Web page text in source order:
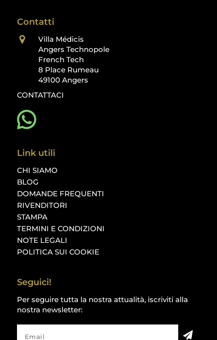
Contatti
Villa Médicis
Angers Technopole
French Tech
8 Place Rumeau
49100 Angers
CONTATTACI
Link utili
CHI SIAMO
BLOG
DOMANDE FREQUENTI
RIVENDITORI
STAMPA
TERMINI E CONDIZIONI
NOTE LEGALI
POLITICA SUI COOKIE
Seguici!
Per seguire tutta la nostra attualità, iscriviti alla
nostra newsletter: